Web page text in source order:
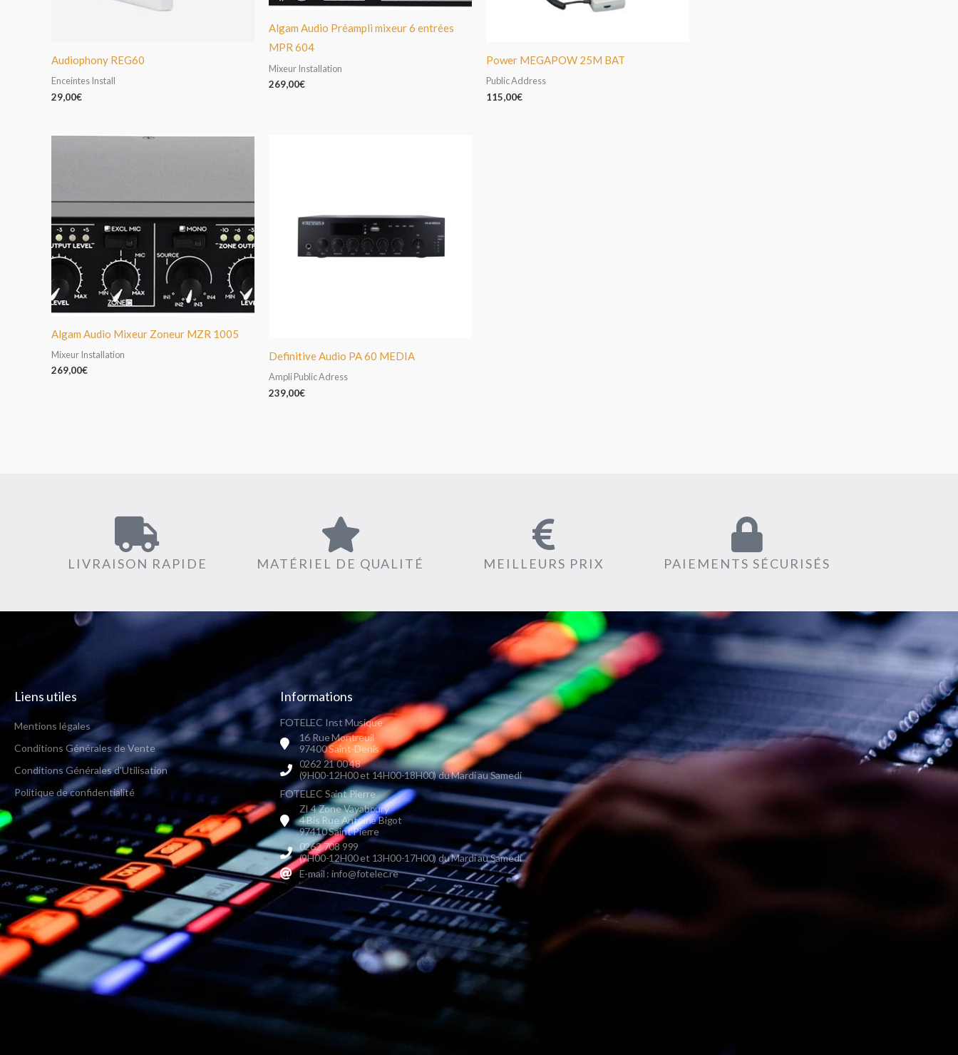
Audiophony REG60
Enceintes Install
29,00€
Algam Audio Préampli mixeur 6 entrées
MPR 604
Mixeur Installation
269,00€
Power MEGAPOW 25M BAT
Public Address
115,00€
Algam Audio Mixeur Zoneur MZR 1005
Mixeur Installation
269,00€
Definitive Audio PA 60 MEDIA
Ampli Public Adress
239,00€
LIVRAISON RAPIDE MATÉRIEL DE QUALITÉ MEILLEURS PRIX PAIEMENTS SÉCURISÉS
Liens utiles
Mentions légales
Conditions Générales de Vente
Conditions Générales d'Utilisation
Politique de confidentialité
Informations
FOTELEC Inst Musique
16 Rue Montreuil
97400 Saint-Denis
0262 21 00 48
(9H00-12H00 et 14H00-18H00) du Mardi au Samedi
FOTELEC Saint Pierre
ZI 4 Zone Vayaboury
4 Bis Rue Antoine Bigot
97410 Saint Pierre
0262 708 999
(9H00-12H00 et 13H00-17H00) du Mardi au Samedi
E-mail : info@fotelec.re